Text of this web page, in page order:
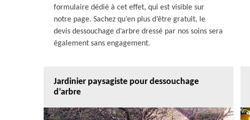
formulaire dédié à cet effet, qui est visible sur
notre page. Sachez qu’en plus d’être gratuit, le
devis dessouchage d’arbre dressé par nos soins sera
également sans engagement.
Jardinier paysagiste pour dessouchage
d’arbre